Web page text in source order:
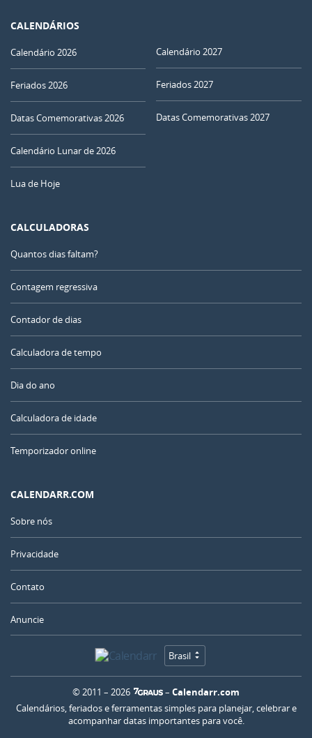
CALENDÁRIOS
Calendário 2026
Feriados 2026
Datas Comemorativas 2026
Calendário Lunar de 2026
Lua de Hoje
Calendário 2027
Feriados 2027
Datas Comemorativas 2027
CALCULADORAS
Quantos dias faltam?
Contagem regressiva
Contador de dias
Calculadora de tempo
Dia do ano
Calculadora de idade
Temporizador online
CALENDARR.COM
Sobre nós
Privacidade
Contato
Anuncie
Brasil
© 2011 – 2026 – Calendarr.com
Calendários, feriados e ferramentas simples para planejar, celebrar e
acompanhar datas importantes para você.